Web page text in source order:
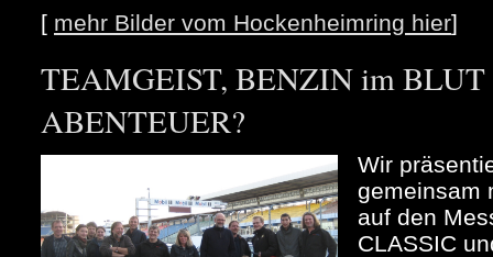
[ mehr Bilder vom Hockenheimring hier]
TEAMGEIST, BENZIN im BLUT
ABENTEUER?
Wir
gemeinsam
auf den
CLASSIC